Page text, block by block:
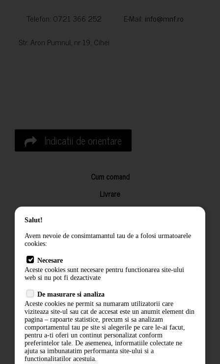
Telefon: 0721 366 252 E-Mail: info@mnf.ro
Str. Aron Pumnul, nr 19, Cihei
Indicatii de orientare
Cum comand
Livrare
Returnarea produselor
Termeni si conditii
Politica de confidentialitate
ANPC
Salut!
Avem nevoie de consimtamantul tau de a folosi urmatoarele
cookies:
Necesare
Aceste cookies sunt necesare pentru functionarea site-ului
web si nu pot fi dezactivate
De masurare si analiza
Aceste cookies ne permit sa numaram utilizatorii care
viziteaza site-ul sau cat de accesat este un anumit element din
pagina – rapoarte statistice, precum si sa analizam
comportamentul tau pe site si alegerile pe care le-ai facut,
pentru a-ti oferi un continut personalizat conform
preferintelor tale. De asemenea, informatiile colectate ne
ajuta sa imbunatatim performanta site-ului si a
functionalitatilor acestuia.